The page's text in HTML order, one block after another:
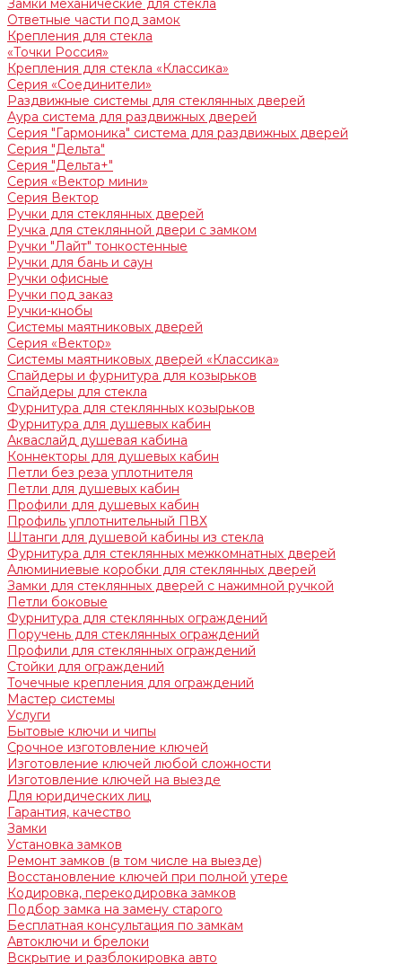
Замки механические для стекла
Ответные части под замок
Крепления для стекла
«Точки Россия»
Крепления для стекла «Классика»
Серия «Соединители»
Раздвижные системы для стеклянных дверей
Аура система для раздвижных дверей
Серия "Гармоника" система для раздвижных дверей
Серия "Дельта"
Серия "Дельта+"
Серия «Вектор мини»
Серия Вектор
Ручки для стеклянных дверей
Ручка для стеклянной двери с замком
Ручки "Лайт" тонкостенные
Ручки для бань и саун
Ручки офисные
Ручки под заказ
Ручки-кнобы
Системы маятниковых дверей
Серия «Вектор»
Системы маятниковых дверей «Классика»
Спайдеры и фурнитура для козырьков
Спайдеры для стекла
Фурнитура для стеклянных козырьков
Фурнитура для душевых кабин
Акваслайд душевая кабина
Коннекторы для душевых кабин
Петли без реза уплотнителя
Петли для душевых кабин
Профили для душевых кабин
Профиль уплотнительный ПВХ
Штанги для душевой кабины из стекла
Фурнитура для стеклянных межкомнатных дверей
Алюминиевые коробки для стеклянных дверей
Замки для стеклянных дверей с нажимной ручкой
Петли боковые
Фурнитура для стеклянных ограждений
Поручень для стеклянных ограждений
Профили для стеклянных ограждений
Стойки для ограждений
Точечные крепления для ограждений
Мастер системы
Услуги
Бытовые ключи и чипы
Срочное изготовление ключей
Изготовление ключей любой сложности
Изготовление ключей на выезде
Для юридических лиц
Гарантия, качество
Замки
Установка замков
Ремонт замков (в том числе на выезде)
Восстановление ключей при полной утере
Кодировка, перекодировка замков
Подбор замка на замену старого
Бесплатная консультация по замкам
Автоключи и брелоки
Вскрытие и разблокировка авто